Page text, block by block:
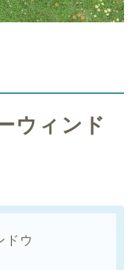
ウィンド
ドウ